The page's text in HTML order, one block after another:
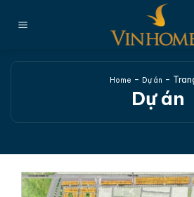
đến
dung
Home - Dự án -
Dự án